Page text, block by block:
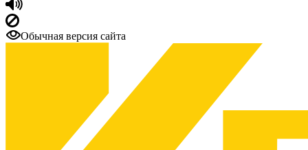
Обычная версия сайта